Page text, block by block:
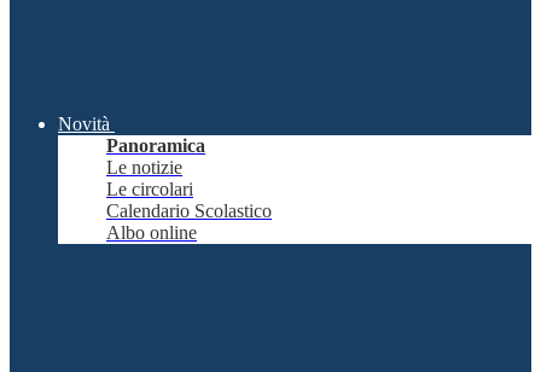
Novità
Panoramica
Le notizie
Le circolari
Calendario Scolastico
Albo online